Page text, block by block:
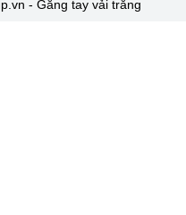
- Găng tay vải trắng